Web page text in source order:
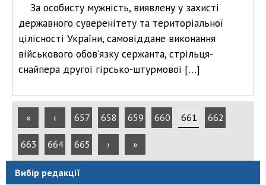
За особисту мужність, виявлену у захисті
державного суверенітету та територіальної
цілісності України, самовіддане виконання
військового обов’язку сержанта, стрільця-
снайпера другої гірсько-штурмової […]
« ‹ 657 658 659 660 661 662
663 664 665 › »
Вибір редакції